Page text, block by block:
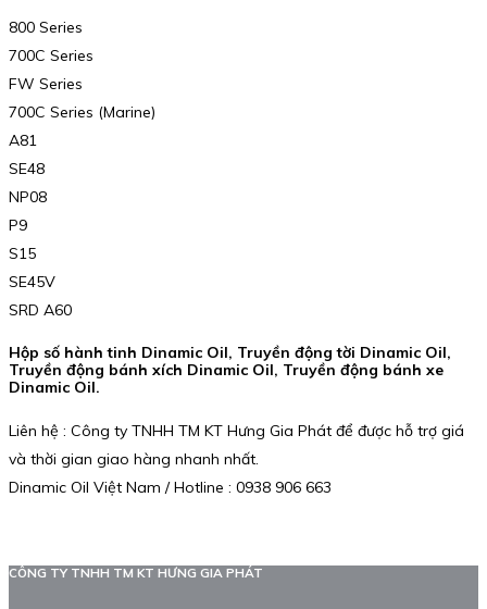
800 Series
700C Series
FW Series
700C Series (Marine)
A81
SE48
NP08
P9
S15
SE45V
SRD A60
Hộp số hành tinh Dinamic Oil, Truyền động tời Dinamic Oil,
Truyền động bánh xích Dinamic Oil, Truyền động bánh xe
Dinamic Oil.
Liên hệ : Công ty TNHH TM KT Hưng Gia Phát để được hỗ trợ giá
và thời gian giao hàng nhanh nhất.
Dinamic Oil Việt Nam / Hotline : 0938 906 663
CÔNG TY TNHH TM KT HƯNG GIA PHÁT